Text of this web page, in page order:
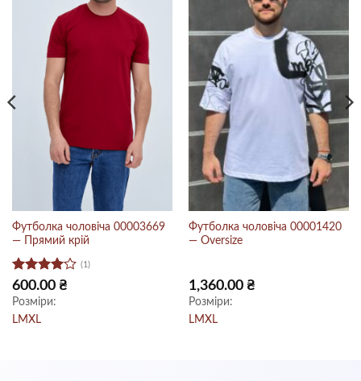
Футболка чоловіча 00003669
— Прямий крій
Оцінено
в4з 5
(1)
600.00 ₴
Розміри:
LMXL
Футболка чоловіча 00001420
— Oversize
1,360.00 ₴
Розміри:
LMXL